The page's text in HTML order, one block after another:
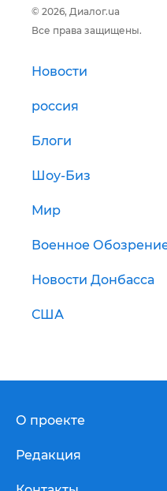
© 2026, Диалог.ua
Все права защищены.
Новости
россия
Блоги
Шоу-Биз
Мир
Военное
Новости Донбасса
США
О проекте
Редакция